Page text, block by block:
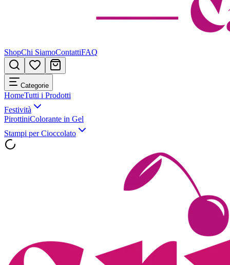
ShopChi SiamoContattiFAQ
Categorie
HomeTutti i Prodotti
Festività
PirottiniColorante in Gel
Stampi per Cioccolato